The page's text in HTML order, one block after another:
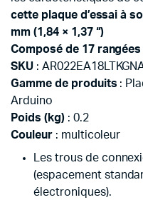
cette plaque d’essai à
mm (1,84 × 1,37 “)
Composé de 17
SKU:
Gamme de produits :
Arduino
Poids (kg) : 0.2
Couleur: multicoleur
Les trous de
(espacement
électroniques).